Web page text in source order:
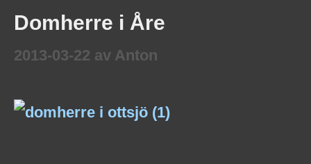
Domherre i Åre
2013-03-22 av Anton